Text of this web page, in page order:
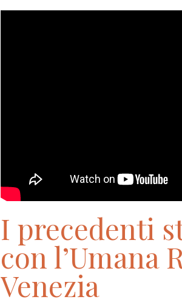
I precedenti
con l’Umana
Venezia